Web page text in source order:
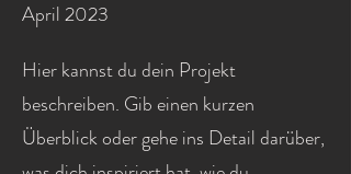
April 2023
Hier kannst du dein Projekt
beschreiben. Gib einen kurzen
Überblick oder gehe ins Detail darüber,